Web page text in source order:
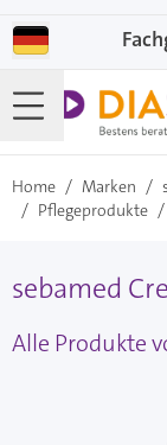
Home / Marken /
/ Pflegeprodukte /
sebamed
Alle Produkte